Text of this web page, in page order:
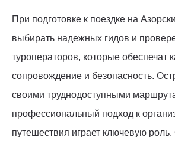
При подготовке к поездке на
выбирать надежных гидов и
туроператоров, которые обеспечат
сопровождение и безопасность.
своими труднодоступными
профессиональный подход к
путешествия играет ключевую